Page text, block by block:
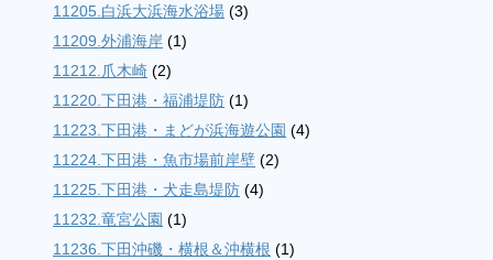
11205.白浜大浜海水浴場 (3)
11209.外浦海岸 (1)
11212.爪木崎 (2)
11220.下田港・福浦堤防 (1)
11223.下田港・まどが浜海遊公園 (4)
11224.下田港・魚市場前岸壁 (2)
11225.下田港・犬走島堤防 (4)
11232.竜宮公園 (1)
11236.下田沖磯・横根＆沖横根 (1)